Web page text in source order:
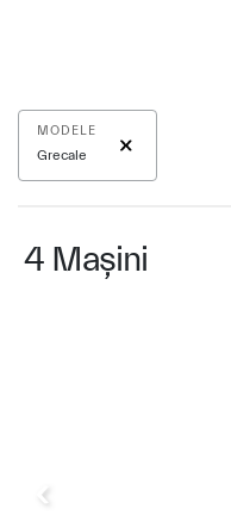
MODELE
Grecale
4 Mașini